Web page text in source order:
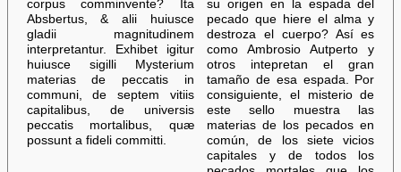
corpus comminvente? Ita
Absbertus, & alii huiusce
gladii magnitudinem
interpretantur. Exhibet igitur
huiusce sigilli Mysterium
materias de peccatis in
communi, de septem vitiis
capitalibus, de universis
peccatis mortalibus, quæ
possunt a fideli committi.
su origen en la espada del
pecado que hiere el alma y
destroza el cuerpo? Así es
como Ambrosio Autperto y
otros intepretan el gran
tamaño de esa espada. Por
consiguiente, el misterio de
este sello muestra las
materias de los pecados en
común, de los siete vicios
capitales y de todos los